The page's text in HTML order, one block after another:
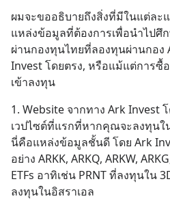
ผมจะขออธิบายถึงสิ่งที่มีในแต่ละ
แหล่งข้อมูลที่ต้องการเพื่อนำไปศึ
ผ่านกองทุนไทยที่ลองทุนผ่านกอง
Invest โดยตรง, หรือแม้แต่การซื้
เข้าลงทุน
1. Website จากทาง Ark Invest
เวปไซต์ที่แรกที่หากคุณจะลงทุนใ
นี่คือแหล่งข้อมูลชั้นดี โดย Ark
อย่าง ARKK, ARKQ, ARKW,
ETFs อาทิเช่น PRNT ที่ลงทุนใน
ลงทุนในอิสราเอล